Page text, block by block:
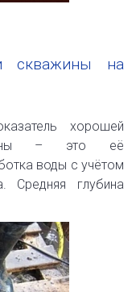
скважины на
хорошей
– это её
воды с учётом
Средняя глубина